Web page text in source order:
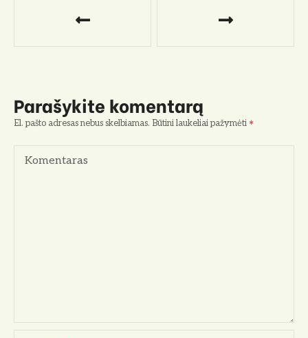
g
c
Parašykite komentarą
El. pašto adresas nebus skelbiamas. Būtini laukeliai pažymėti
Komentaras